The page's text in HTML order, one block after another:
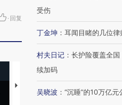
· 回复
马航飞行员跨国走私7万
粒摇头丸 尿检体内含3种
度Z世代
受伤
丁金坤 ： 耳闻目睹的几位律
村夫日记 ： 长护险覆盖全
续加码
吴晓波 ： “沉睡”的10万亿元